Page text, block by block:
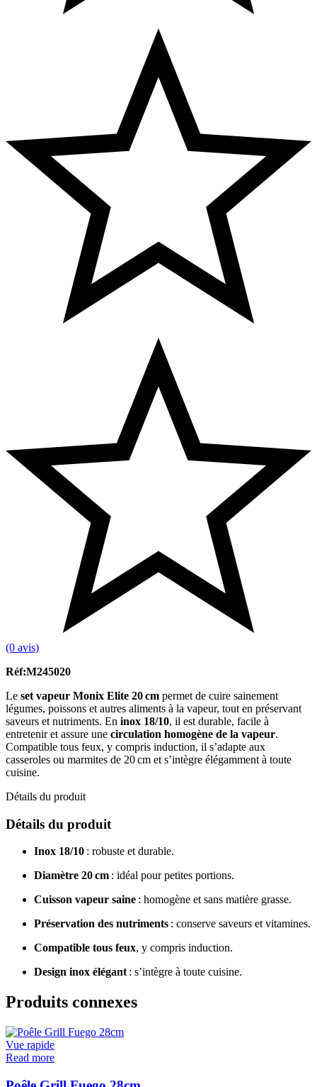
(0 avis)
Réf:M245020
Le set vapeur Monix Elite 20 cm permet de cuire sainement
légumes, poissons et autres aliments à la vapeur, tout en préservant
saveurs et nutriments. En inox 18/10, il est durable, facile à
entretenir et assure une circulation homogène de la vapeur.
Compatible tous feux, y compris induction, il s’adapte aux
casseroles ou marmites de 20 cm et s’intègre élégamment à toute
cuisine.
Détails du produit
Détails du produit
Inox 18/10 : robuste et durable.
Diamètre 20 cm : idéal pour petites portions.
Cuisson vapeur saine : homogène et sans matière grasse.
Préservation des nutriments : conserve saveurs et vitamines.
Compatible tous feux, y compris induction.
Design inox élégant : s’intègre à toute cuisine.
Produits connexes
Vue rapide
Read more